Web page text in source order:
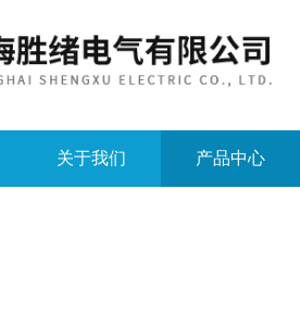
关于我们 产品中心